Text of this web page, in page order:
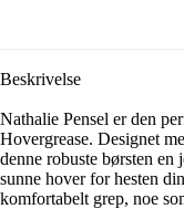
Beskrivelse
Nathalie Pensel er den
Hovergrease. Designet
denne robuste børsten
sunne hover for hesten
komfortabelt grep, noe